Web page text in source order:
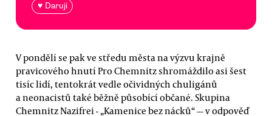
♥ Daruji
V pondělí se pak ve středu města na výzvu krajně
pravicového hnutí Pro Chemnitz shromáždilo asi šest
tisíc lidí, tentokrát vedle očividných chuligánů
a neonacistů také běžně působící občané. Skupina
Chemnitz Nazifrei - „Kamenice bez nácků“ — v odpověď